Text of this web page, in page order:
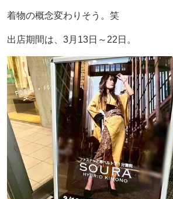
着物の概念変わりそう。笑
出店期間は、3月13日～22日。